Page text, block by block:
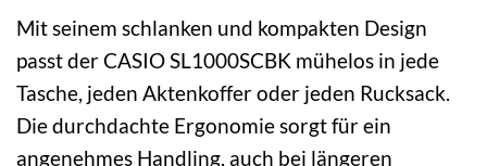
Mit seinem schlanken und kompakten Design
passt der CASIO SL1000SCBK mühelos in jede
Tasche, jeden Aktenkoffer oder jeden Rucksack.
Die durchdachte Ergonomie sorgt für ein
angenehmes Handling, auch bei längeren